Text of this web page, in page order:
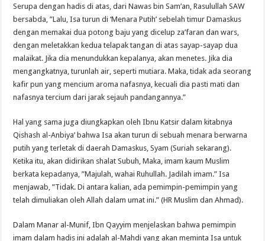
Serupa dengan hadis di atas, dari Nawas bin Sam’an, Rasulullah SAW
bersabda, ”Lalu, Isa turun di ‘Menara Putih’ sebelah timur Damaskus
dengan memakai dua potong baju yang dicelup za’faran dan wars,
dengan meletakkan kedua telapak tangan di atas sayap-sayap dua
malaikat. Jika dia menundukkan kepalanya, akan menetes. Jika dia
mengangkatnya, turunlah air, seperti mutiara. Maka, tidak ada seorang
kafir pun yang mencium aroma nafasnya, kecuali dia pasti mati dan
nafasnya tercium dari jarak sejauh pandangannya.”
Hal yang sama juga diungkapkan oleh Ibnu Katsir dalam kitabnya
Qishash al-Anbiya’ bahwa Isa akan turun di sebuah menara berwarna
putih yang terletak di daerah Damaskus, Syam (Suriah sekarang).
Ketika itu, akan didirikan shalat Subuh, Maka, imam kaum Muslim
berkata kepadanya, ”Majulah, wahai Ruhullah. Jadilah imam.” Isa
menjawab, ”Tidak. Di antara kalian, ada pemimpin-pemimpin yang
telah dimuliakan oleh Allah dalam umat ini.” (HR Muslim dan Ahmad).
Dalam Manar al-Munif, Ibn Qayyim menjelaskan bahwa pemimpin
imam dalam hadis ini adalah al-Mahdi yang akan meminta Isa untuk